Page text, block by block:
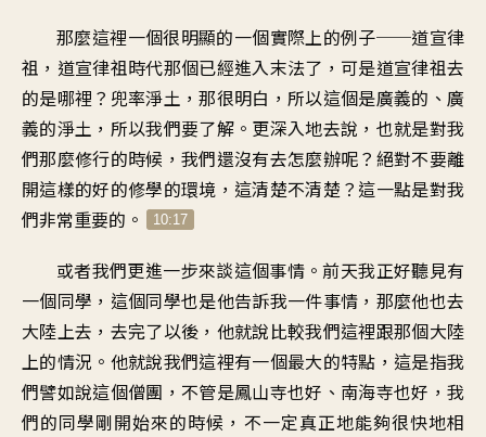
那麼這裡一個很明顯的一個實際上的例子──道宣律
祖，道宣律祖時代那個已經進入末法了，可是道宣律祖去
的是哪裡？兜率淨土，那很明白，所以這個是廣義的、廣
義的淨土，所以我們要了解。更深入地去說，也就是對我
們那麼修行的時候，我們還沒有去怎麼辦呢？絕對不要離
開這樣的好的修學的環境，這清楚不清楚？這一點是對我
們非常重要的。
10:17
或者我們更進一步來談這個事情。前天我正好聽見有
一個同學，這個同學也是他告訴我一件事情，那麼他也去
大陸上去，去完了以後，他就說比較我們這裡跟那個大陸
上的情況。他就說我們這裡有一個最大的特點，這是指我
們譬如說這個僧團，不管是鳳山寺也好、南海寺也好，我
們的同學剛開始來的時候，不一定真正地能夠很快地相